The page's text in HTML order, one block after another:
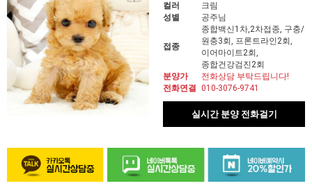
컬러
크림
성별
공주님
접종
종합백신1차,2차접종, 구충/
원충3회, 프론트라인2회,
이어마이트2회,
종합건강검진2회
분양가
전화상담 부탁드립니다!
전화연결 010-3076-9741
실시간 분양 전화걸기